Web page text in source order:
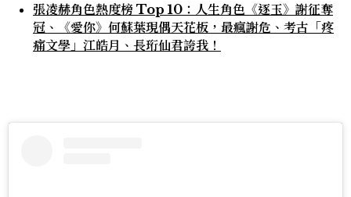
張凌赫角色熱度榜 Top 10：人生角色《逐玉》謝征奪
冠、《愛你》何蘇葉現偶天花板，最瘋謝危、考古「疼
痛文學」江皓月、長珩仙君誇我！